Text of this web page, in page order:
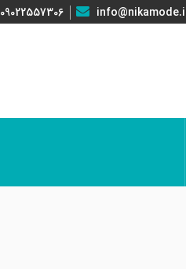
09022557306